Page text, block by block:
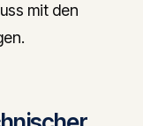
mit den